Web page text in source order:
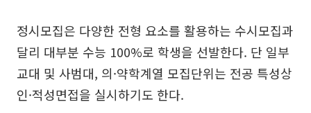
정시모집은 다양한 전형 요소를 활용하는 수시모집과
달리 대부분 수능 100%로 학생을 선발한다. 단 일부
교대 및 사범대, 의·약학계열 모집단위는 전공 특성상
인·적성면접을 실시하기도 한다.